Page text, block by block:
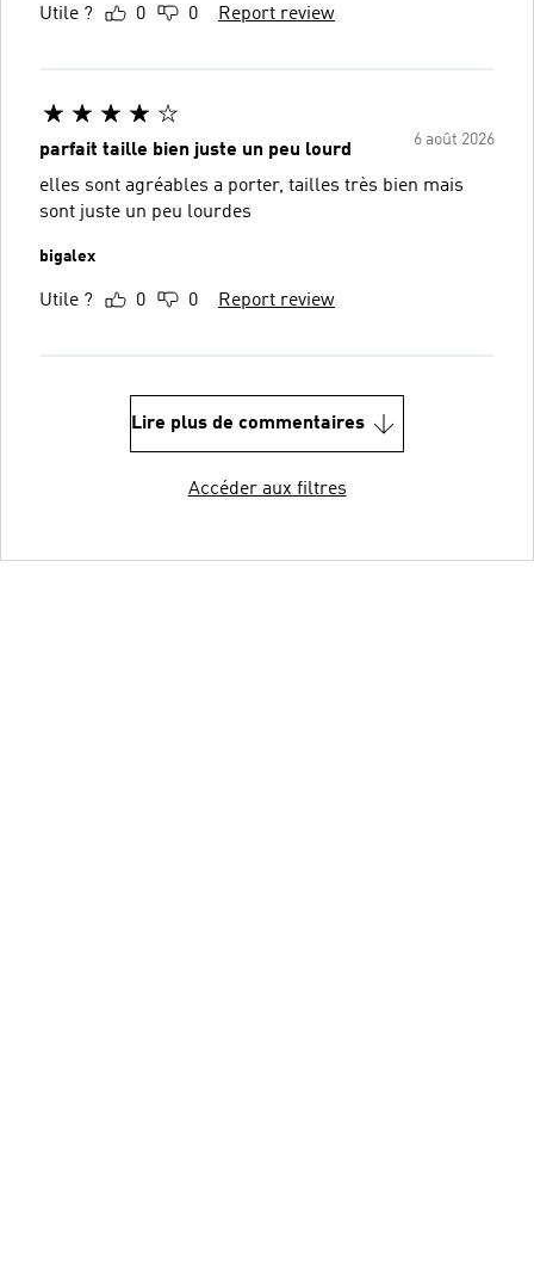
Utile ? 0 0 Report review
6 août 2026
parfait taille bien juste un peu lourd
elles sont agréables a porter, tailles très bien mais
sont juste un peu lourdes
bigalex
Utile ? 0 0 Report review
Lire plus de commentaires
Accéder aux filtres